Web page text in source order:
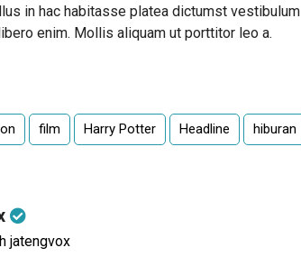
in hac habitasse platea dictumst vestibulum
enim. Mollis aliquam ut porttitor leo a.
film Harry Potter Headline hiburan
jatengvox